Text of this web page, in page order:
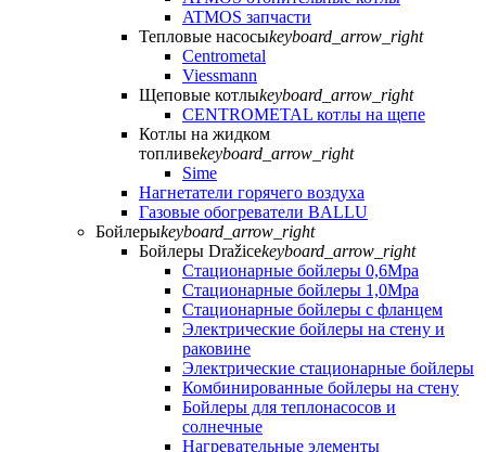
ATMOS запчасти
Тепловые насосыkeyboard_arrow_right
Centrometal
Viessmann
Щеповые котлыkeyboard_arrow_right
CENTROMETAL котлы на щепе
Котлы на жидком
топливеkeyboard_arrow_right
Sime
Нагнетатели горячего воздуха
Газовые обогреватели BALLU
Бойлерыkeyboard_arrow_right
Бойлеры Dražicekeyboard_arrow_right
Стационарные бойлеры 0,6Mpa
Стационарные бойлеры 1,0Mpa
Стационарные бойлеры с фланцем
Электрические бойлеры на стену и
раковине
Электрические стационарные бойлеры
Комбинированные бойлеры на стену
Бойлеры для теплонасосов и
солнечные
Нагревательные элементы